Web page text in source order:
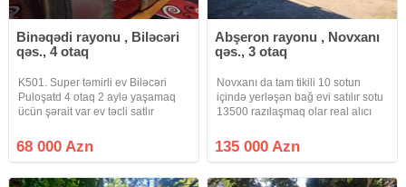
Binəqədi rayonu , Biləcəri
qəs., 4 otaq
K501. Super təmirli ev Biləcəri
Puloşatd 4 otaq 2 aylə yaşamaq
ücün şərait var ev təcli satlır
vaxt baxmaq olar ciraq əmlak
kanalına abunə olun bütün
68 000 Azn
Abşeron rayonu , Novxanı
qəs., 3 otaq
Novxanı da tam tikili 10 sotun
içində yerləşən bağ evi satılır sotu
13500 razılaşmaq olar real alıcı
yazsın geri dönüş olacaq
135 000 Azn